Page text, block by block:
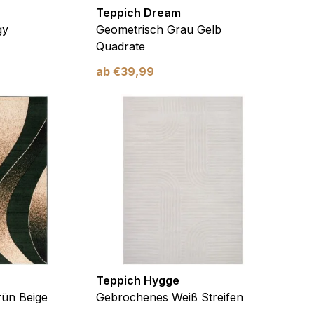
Teppich Dream
Geometrisch Grau Gelb
Quadrate
ab€39,99
Beige
Teppich Hygge
Gebrochenes Weiß Streifen
Medien anbieten zu
unserer
diese Informationen
Nutzung der
wie zum
Diese Cookies
ändern, wie die
in der Sie sich befinden.